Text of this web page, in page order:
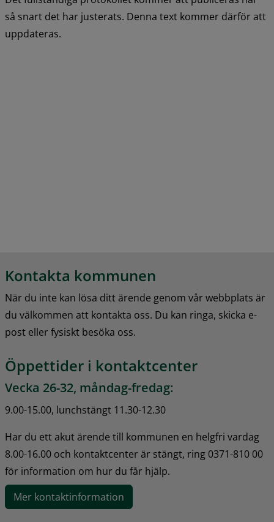
så snart det har justerats. Denna text kommer därför att
uppdateras.
Kontakta kommunen
När du inte kan lösa ditt ärende genom vår webbplats är
du välkommen att kontakta oss. Du kan ringa, skicka e-
post eller fysiskt besöka oss.
Öppettider i kontaktcenter
Vecka 26-32, måndag-fredag:
9.00-15.00, lunchstängt 11.30-12.30
Har du ett akut ärende till kommunen en helgfri vardag
8.00-16.00 och kontaktcenter är stängt, ring 0371-810 00
för information om hur du får hjälp.
Mer kontaktinformation